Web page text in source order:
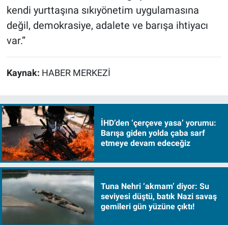
kendi yurttaşına sıkıyönetim uygulamasına
değil, demokrasiye, adalete ve barışa ihtiyacı
var.”
Kaynak: HABER MERKEZİ
İHD’den ‘çerçeve yasa’ yorumu:
Barışa giden yolda çaba sarf
etmeye devam edeceğiz
Tuna Nehri ‘akmam’ diyor: Su
seviyesi düştü, batık Nazi savaş
gemileri gün yüzüne çıktı!